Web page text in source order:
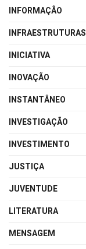
INFORMAÇÃO
INFRAESTRUTURAS
INICIATIVA
INOVAÇÃO
INSTANTÂNEO
INVESTIGAÇÃO
INVESTIMENTO
JUSTIÇA
JUVENTUDE
LITERATURA
MENSAGEM